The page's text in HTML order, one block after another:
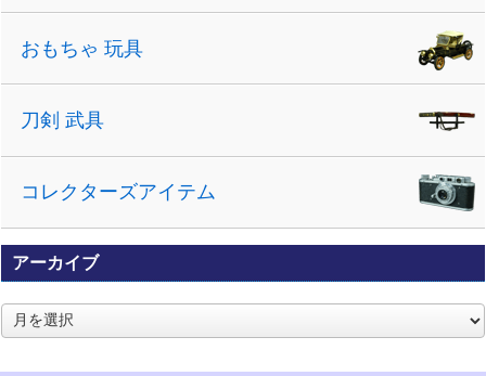
おもちゃ 玩具
刀剣 武具
コレクターズアイテム
アーカイブ
ア
ー